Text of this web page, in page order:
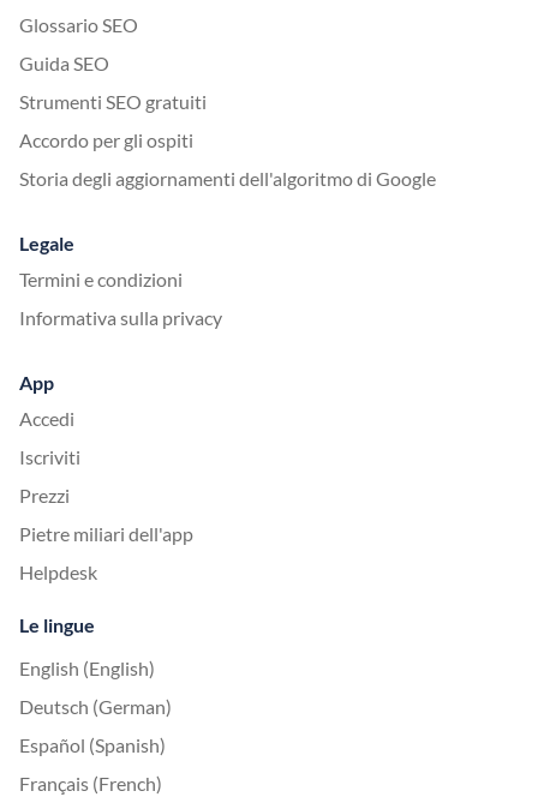
Glossario SEO
Guida SEO
Strumenti SEO gratuiti
Accordo per gli ospiti
Storia degli aggiornamenti dell'algoritmo di Google
Legale
Termini e condizioni
Informativa sulla privacy
App
Accedi
Iscriviti
Prezzi
Pietre miliari dell'app
Helpdesk
Le lingue
English (English)
Deutsch (German)
Español (Spanish)
Français (French)